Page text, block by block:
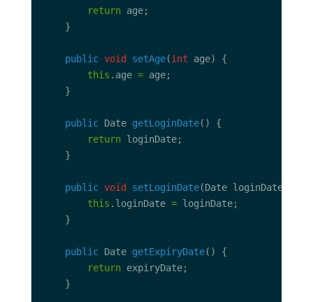
return
public void setAge(int
this .age =
public Date getLoginDate
return
public void setLoginDate
this .loginDate =
public Date getExpiryDate
return